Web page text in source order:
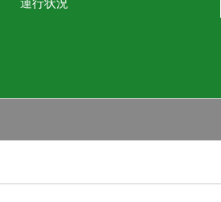
運行状況